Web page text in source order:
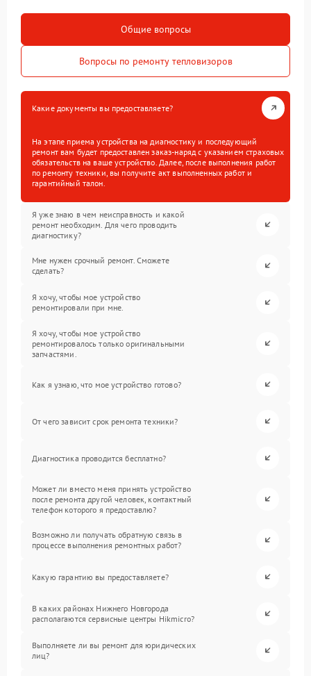
Общие вопросы
Вопросы по ремонту тепловизоров
Какие документы вы предоставляете?
На этапе приема устройства на диагностику и последующий
ремонт вам будет предоставлен заказ-наряд с указанием страховых
обязательств на ваше устройство. Далее, после выполнения работ
по ремонту техники, вы получите акт выполненных работ и
гарантийный талон.
Я уже знаю в чем неисправность и какой
ремонт необходим. Для чего проводить
диагностику?
Мне нужен срочный ремонт. Сможете
сделать?
Я хочу, чтобы мое устройство
ремонтировали при мне.
Я хочу, чтобы мое устройство
ремонтировалось только оригинальными
запчастями.
Как я узнаю, что мое устройство готово?
От чего зависит срок ремонта техники?
Диагностика проводится бесплатно?
Может ли вместо меня принять устройство
после ремонта другой человек, контактный
телефон которого я предоставлю?
Возможно ли получать обратную связь в
процессе выполнения ремонтных работ?
Какую гарантию вы предоставляете?
В каких районах Нижнего Новгорода
располагаются сервисные центры Hikmicro?
Выполняете ли вы ремонт для юридических
лиц?